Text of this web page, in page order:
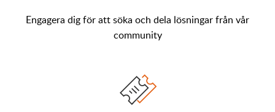
Engagera dig för att söka och dela lösningar från vår
community